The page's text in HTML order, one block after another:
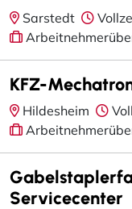
Sarstedt
KFZ-
Hildesheim
Servicecenter